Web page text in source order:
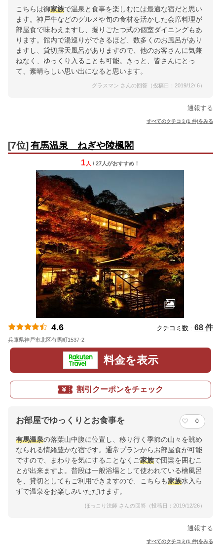
こちらは御家族で温泉と食事を楽しむには最適な宿だと思い
ます。神戸牛などのグルメや旬の食材を活かした会席料理が
部屋食で味わえますし、掘りごたつ式の個室ダイニングもあ
ります。館内で湯巡りができるほど、数多くのお風呂があり
ますし、貸切露天風呂がありますので、他のお客さんに気兼
ねなく、ゆっくり入ることも可能。きっと、皆さんにとっ
て、素晴らしい思い出になると思います。
グラスマン さんの回答（投稿日：2019/12/ 6）
通報する
すべてのクチコミ(1 件)をみる
[7位] 有馬温泉 ねぎや陵楓閣
1 人 / 27人がおすすめ！
4.6 クチコミ数 : 68 件
兵庫県神戸市北区有馬町1537-2
料金を表示
割引クーポンをチェック
お部屋でゆっくりとお食事を 0
有馬温泉の落葉山中腹に位置し、移り行く季節の山々を眺め
なられる情緒豊かな宿です。通常プランからお部屋食が可能
ですので、まわりを気にすることなくご家族で団欒を囲むこ
とが出来ますよ。普段は一般浴場として使われている檜風呂
を、貸切としてもご利用できますので、こちらも家族水入ら
ずで温泉をお楽しみいただけます。
ほっこり法師 さんの回答（投稿日：2019/12/26）
通報する
すべてのクチコミ(1 件)をみる